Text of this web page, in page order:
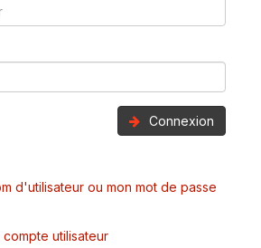
Connexion
d'utilisateur ou mon mot de passe
utilisateur